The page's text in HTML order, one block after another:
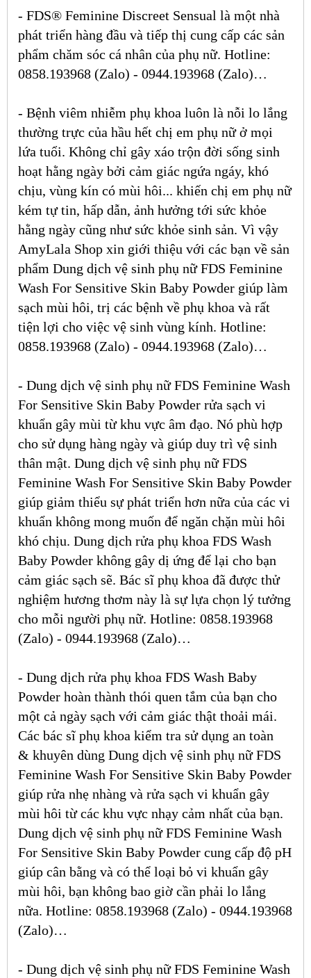
- FDS® Feminine Discreet Sensual là một nhà
phát triển hàng đầu và tiếp thị cung cấp các sản
phẩm chăm sóc cá nhân của phụ nữ. Hotline:
0858.193968 (Zalo) - 0944.193968 (Zalo)…
- Bệnh viêm nhiễm phụ khoa luôn là nỗi lo lắng
thường trực của hầu hết chị em phụ nữ ở mọi
lứa tuổi. Không chỉ gây xáo trộn đời sống sinh
hoạt hằng ngày bởi cảm giác ngứa ngáy, khó
chịu, vùng kín có mùi hôi... khiến chị em phụ nữ
kém tự tin, hấp dẫn, ảnh hưởng tới sức khỏe
hằng ngày cũng như sức khỏe sinh sản. Vì vậy
AmyLala Shop xin giới thiệu với các bạn về sản
phẩm Dung dịch vệ sinh phụ nữ FDS Feminine
Wash For Sensitive Skin Baby Powder giúp làm
sạch mùi hôi, trị các bệnh về phụ khoa và rất
tiện lợi cho việc vệ sinh vùng kính. Hotline:
0858.193968 (Zalo) - 0944.193968 (Zalo)…
- Dung dịch vệ sinh phụ nữ FDS Feminine Wash
For Sensitive Skin Baby Powder rửa sạch vi
khuẩn gây mùi từ khu vực âm đạo. Nó phù hợp
cho sử dụng hàng ngày và giúp duy trì vệ sinh
thân mật. Dung dịch vệ sinh phụ nữ FDS
Feminine Wash For Sensitive Skin Baby Powder
giúp giảm thiểu sự phát triển hơn nữa của các vi
khuẩn không mong muốn để ngăn chặn mùi hôi
khó chịu. Dung dịch rửa phụ khoa FDS Wash
Baby Powder không gây dị ứng để lại cho bạn
cảm giác sạch sẽ. Bác sĩ phụ khoa đã được thử
nghiệm hương thơm này là sự lựa chọn lý tưởng
cho mỗi người phụ nữ. Hotline: 0858.193968
(Zalo) - 0944.193968 (Zalo)…
- Dung dịch rửa phụ khoa FDS Wash Baby
Powder hoàn thành thói quen tắm của bạn cho
một cả ngày sạch với cảm giác thật thoải mái.
Các bác sĩ phụ khoa kiểm tra sử dụng an toàn
& khuyên dùng Dung dịch vệ sinh phụ nữ FDS
Feminine Wash For Sensitive Skin Baby Powder
giúp rửa nhẹ nhàng và rửa sạch vi khuẩn gây
mùi hôi từ các khu vực nhạy cảm nhất của bạn.
Dung dịch vệ sinh phụ nữ FDS Feminine Wash
For Sensitive Skin Baby Powder cung cấp độ pH
giúp cân bằng và có thể loại bỏ vi khuẩn gây
mùi hôi, bạn không bao giờ cần phải lo lắng
nữa. Hotline: 0858.193968 (Zalo) - 0944.193968
(Zalo)…
- Dung dịch vệ sinh phụ nữ FDS Feminine Wash